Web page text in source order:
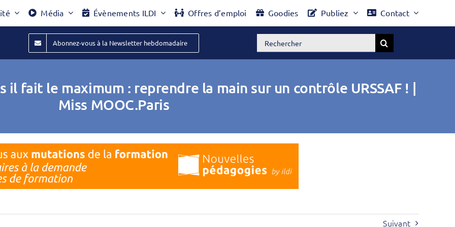
Média Évènements ILDI Offres d’emploi Goodies Publiez Contact
Abonnez-vous à la Newsletter hebdomadaire Rechercher:
fait le maximum : reprendre la main sur un contrôle URSSAF ! |
Miss MOOC.Paris
Suivant